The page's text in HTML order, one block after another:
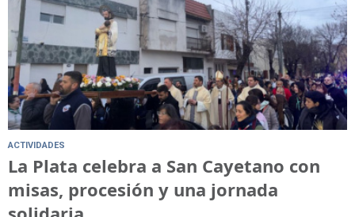
ACTIVIDADES
La Plata celebra a San Cayetano con
misas, procesión y una jornada